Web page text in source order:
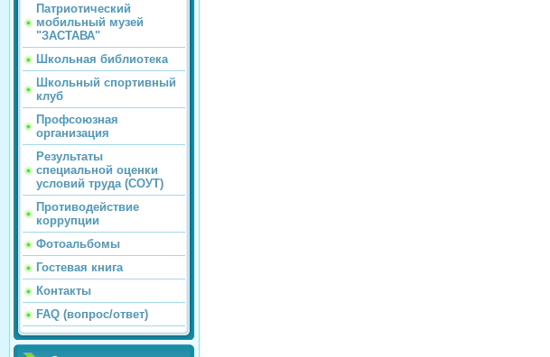
Патриотический
мобильный музей
"ЗАСТАВА"
Школьная библиотека
Школьный спортивный
клуб
Профсоюзная
организация
Результаты
специальной оценки
условий труда (СОУТ)
Противодействие
коррупции
Фотоальбомы
Гостевая книга
Контакты
FAQ (вопрос/ответ)